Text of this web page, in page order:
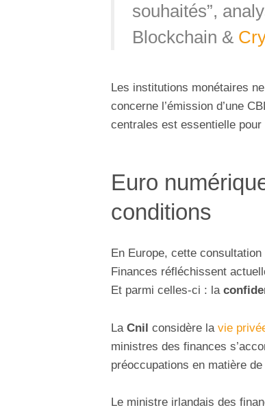
souhaités”,
Blockchain &
Les institutions monétaires
concerne l’émission d’une
centrales est essentielle pour
Euro
conditions
En Europe, cette
Finances réfléchissent
Et parmi celles-ci : la
La Cnil considère la vie
ministres des finances
préoccupations en matière
Le ministre irlandais des